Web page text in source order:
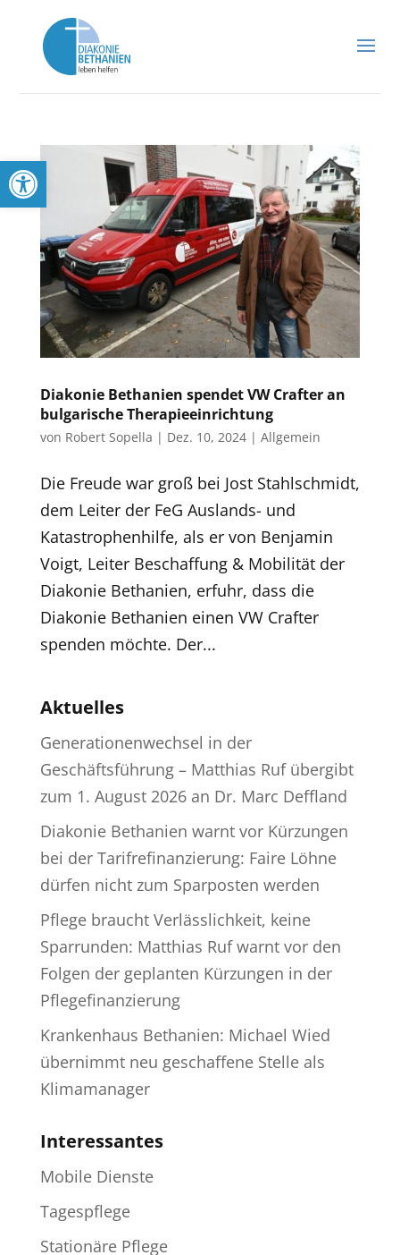
Werkzeugleiste öffnen
Diakonie Bethanien spendet VW Crafter an
bulgarische Therapieeinrichtung
von Robert Sopella | Dez. 10, 2024| Allgemein
Die Freude war groß bei Jost Stahlschmidt,
dem Leiter der FeG Auslands- und
Katastrophenhilfe, als er von Benjamin
Voigt, Leiter Beschaffung & Mobilität der
Diakonie Bethanien, erfuhr, dass die
Diakonie Bethanien einen VW Crafter
spenden möchte. Der...
Aktuelles
Generationenwechsel in der
Geschäftsführung – Matthias Ruf übergibt
zum 1. August 2026 an Dr. Marc Deffland
Diakonie Bethanien warnt vor Kürzungen
bei der Tarifrefinanzierung: Faire Löhne
dürfen nicht zum Sparposten werden
Pflege braucht Verlässlichkeit, keine
Sparrunden: Matthias Ruf warnt vor den
Folgen der geplanten Kürzungen in der
Pflegefinanzierung
Krankenhaus Bethanien: Michael Wied
übernimmt neu geschaffene Stelle als
Klimamanager
Interessantes
Mobile Dienste
Tagespflege
Stationäre Pflege